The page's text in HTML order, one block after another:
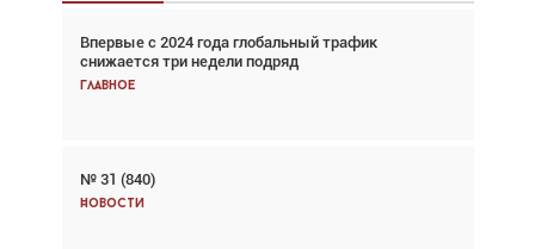
Впервые с 2024 года глобальный трафик
снижается три недели подряд
Главное
№ 31 (840)
Новости
Взгляд с высоты: тандем вертолётов и БПЛА в
спасательных операциях
Главное
Авиационный фотограф Дэйв Кох: «Фотография
говорит сама за себя... а ИИ всё портит»